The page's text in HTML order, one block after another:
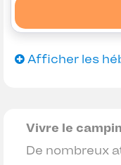
Afficher les
Vivre le
De nombreux